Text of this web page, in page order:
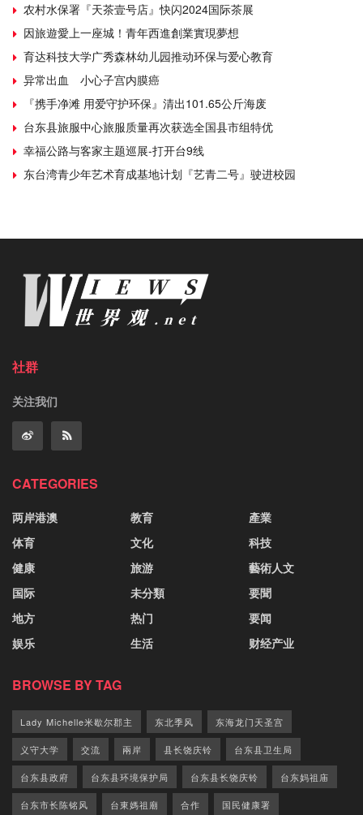
农村水保署『天茶壹号店』快闪2024国际茶展
因旅遊愛上一座城！青年西進創業實現夢想
育达科技大学广秀森林幼儿园推动环保与爱心教育
异常出血 小心子宫内膜癌
『携手净滩 用爱守护环保』清出101.65公斤海废
台东县旅服中心旅服质量再次获选全国县市组特优
幸福公路与客家主题巡展-打开台9线
东台湾青少年艺术育成基地计划『艺青二号』驶进校园
社群
关注我们
CATEGORIES
两岸港澳
体育
健康
国际
地方
娱乐
教育
文化
旅游
未分類
热门
生活
產業
科技
藝術人文
要聞
要闻
财经产业
BROWSE BY TAG
Lady Michelle米歇尔郡主 东北季风 东海龙门天圣宫
义守大学 交流 兩岸 县长饶庆铃 台东县卫生局
台东县政府 台东县环境保护局 台东县长饶庆铃 台东妈祖庙
台东市长陈铭风 台東媽祖廟 合作 国民健康署